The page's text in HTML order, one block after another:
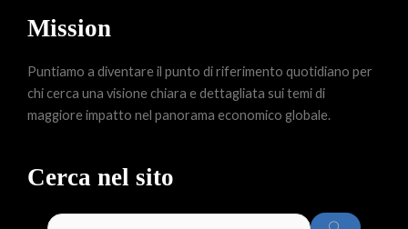
Mission
Puntiamo a diventare il punto di riferimento quotidiano per
chi cerca una visione chiara e dettagliata sui temi di
maggiore impatto nel panorama economico globale.
Cerca nel sito